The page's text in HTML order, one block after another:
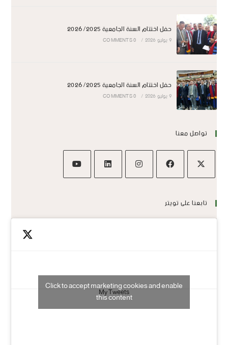
حفل اختتام السنة الجامعية 2026/2025
9 يوليو 2026 /
0 COMMENTS
حفل اختتام السنة الجامعية 2026/2025
9 يوليو 2026 /
0 COMMENTS
تواصل معنا
تابعنا على تويتر
My Tweets
Click to accept marketing cookies and enable
this content